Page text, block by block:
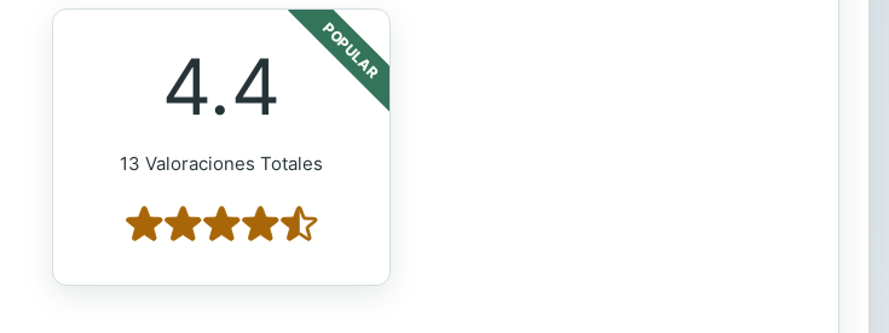
POPULAR
4.4
13 Valoraciones Totales